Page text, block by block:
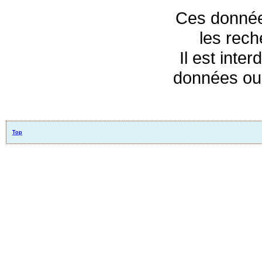
Ces
les
Il est
données
Top